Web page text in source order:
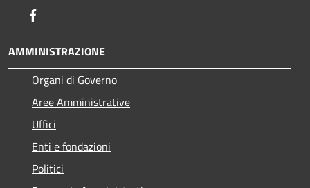
AMMINISTRAZIONE
Organi di Governo
Aree Amministrative
Uffici
Enti e fondazioni
Politici